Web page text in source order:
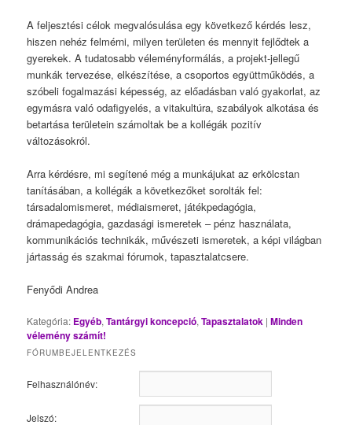
A feljesztési célok megvalósulása egy következő kérdés lesz,
hiszen nehéz felmérni, milyen területen és mennyit fejlődtek a
gyerekek. A tudatosabb véleményformálás, a projekt-jellegű
munkák tervezése, elkészítése, a csoportos együttműködés, a
szóbeli fogalmazási képesség, az előadásban való gyakorlat, az
egymásra való odafigyelés, a vitakultúra, szabályok alkotása és
betartása területein számoltak be a kollégák pozitív
változásokról.
Arra kérdésre, mi segítené még a munkájukat az erkölcstan
tanításában, a kollégák a következőket sorolták fel:
társadalomismeret, médiaismeret, játékpedagógia,
drámapedagógia, gazdasági ismeretek – pénz használata,
kommunikációs technikák, művészeti ismeretek, a képi világban
jártasság és szakmai fórumok, tapasztalatcsere.
Fenyődi Andrea
Kategória: Egyéb,Tantárgyi koncepció,Tapasztalatok |Minden
vélemény számít!
FÓRUMBEJELENTKEZÉS
Felhasználónév:
Jelszó: